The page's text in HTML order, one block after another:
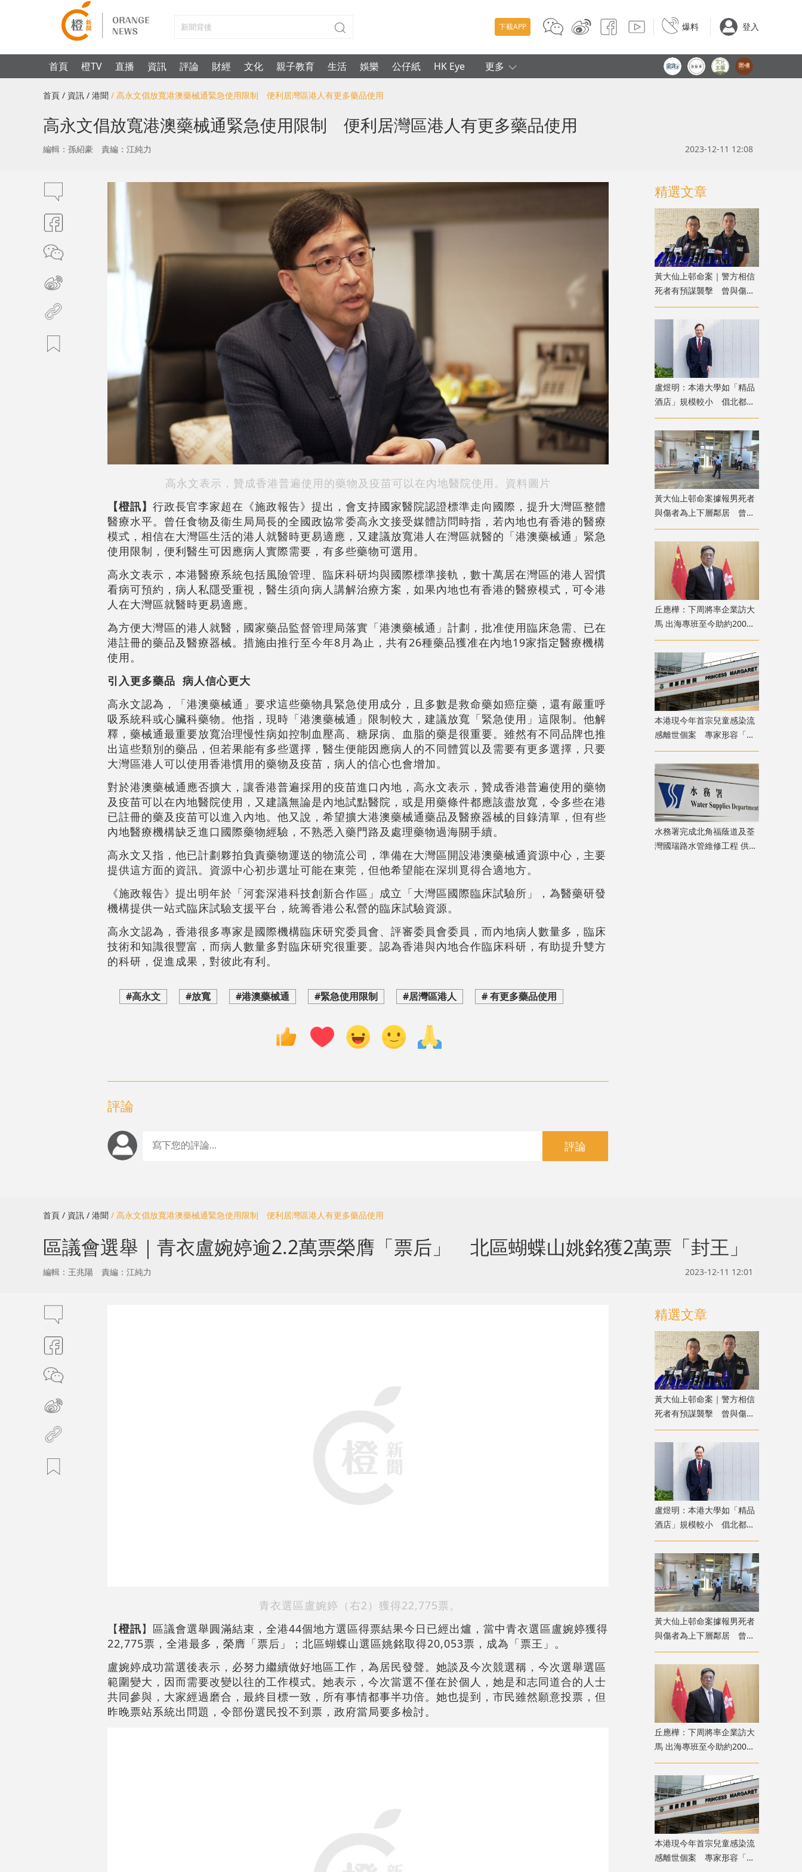
下載APP 爆料 登入
首頁 橙TV 直播 資訊 評論 財經 文化 親子教育 生活 娛樂 公仔紙 HK Eye 更多
首頁 / 資訊 / 港聞 / 高永文倡放寬港澳藥械通緊急使用限制 便利居灣區港人有更多藥品使用
高永文倡放寬港澳藥械通緊急使用限制 便利居灣區港人有更多藥品使用
編輯：孫紹豪 責編：江純力 2023-12-11 12:08
高永文表示，贊成香港普遍使用的藥物及疫苗可以在內地醫院使用。資料圖片
【橙訊】 行政長官李家超在《施政報告》提出，會支持國家醫院認證標準走向國際，提升大灣區整體
醫療水平。曾任食物及衞生局局長的全國政協常委高永文接受媒體訪問時指，若內地也有香港的醫療
模式，相信在大灣區生活的港人就醫時更易適應，又建議放寬港人在灣區就醫的「港澳藥械通」緊急
使用限制，便利醫生可因應病人實際需要，有多些藥物可選用。
高永文表示，本港醫療系統包括風險管理、臨床科研均與國際標準接軌，數十萬居在灣區的港人習慣
看病可預約，病人私隱受重視，醫生須向病人講解治療方案，如果內地也有香港的醫療模式，可令港
人在大灣區就醫時更易適應。
為方便大灣區的港人就醫，國家藥品監督管理局落實「港澳藥械通」計劃，批准使用臨床急需、已在
港註冊的藥品及醫療器械。措施由推行至今年8月為止，共有26種藥品獲准在內地19家指定醫療機構
使用。
引入更多藥品 病人信心更大
高永文認為，「港澳藥械通」要求這些藥物具緊急使用成分，且多數是救命藥如癌症藥，還有嚴重呼
吸系統科或心臟科藥物。他指，現時「港澳藥械通」限制較大，建議放寬「緊急使用」這限制。他解
釋，藥械通最重要放寬治理慢性病如控制血壓高、糖尿病、血脂的藥是很重要。雖然有不同品牌也推
出這些類別的藥品，但若果能有多些選擇，醫生便能因應病人的不同體質以及需要有更多選擇，只要
大灣區港人可以使用香港慣用的藥物及疫苗，病人的信心也會增加。
對於港澳藥械通應否擴大，讓香港普遍採用的疫苗進口內地，高永文表示，贊成香港普遍使用的藥物
及疫苗可以在內地醫院使用，又建議無論是內地試點醫院，或是用藥條件都應該盡放寬，令多些在港
已註冊的藥及疫苗可以進入內地。他又說，希望擴大港澳藥械通藥品及醫療器械的目錄清單，但有些
內地醫療機構缺乏進口國際藥物經驗，不熟悉入藥門路及處理藥物過海關手續。
高永文又指，他已計劃夥拍負責藥物運送的物流公司，準備在大灣區開設港澳藥械通資源中心，主要
提供這方面的資訊。資源中心初步選址可能在東莞，但他希望能在深圳覓得合適地方。
《施政報告》提出明年於「河套深港科技創新合作區」成立「大灣區國際臨床試驗所」，為醫藥研發
機構提供一站式臨床試驗支援平台，統籌香港公私營的臨床試驗資源。
高永文認為，香港很多專家是國際機構臨床研究委員會、評審委員會委員，而內地病人數量多，臨床
技術和知識很豐富，而病人數量多對臨床研究很重要。認為香港與內地合作臨床科研，有助提升雙方
的科研，促進成果，對彼此有利。
#高永文 #放寬 #港澳藥械通 #緊急使用限制 #居灣區港人 # 有更多藥品使用
評論
評論
精選文章
黃大仙上邨命案｜警方相信
死者有預謀襲擊 曾與傷者
就噪音問題多次爭執
盧煜明：本港大學如「精品
酒店」規模較小 倡北都進
駐各院校發揮協同效應
黃大仙上邨命案據報男死者
與傷者為上下層鄰居 曾因
噪音問題爭執
丘應樺：下周將率企業訪大
馬 出海專班至今助約200間
企業落戶香港
本港現今年首宗兒童感染流
感離世個案 專家形容「三
疫夾擊」籲勿掉以輕心
水務署完成北角福蔭道及荃
灣國瑞路水管維修工程 供水
首頁 / 資訊 / 港聞 / 高永文倡放寬港澳藥械通緊急使用限制 便利居灣區港人有更多藥品使用
區議會選舉｜青衣盧婉婷逾2.2萬票榮膺「票后」 北區蝴蝶山姚銘獲2萬票「封王」
編輯：王兆陽 責編：江純力 2023-12-11 12:01
青衣選區盧婉婷（右2）獲得22,775票。
【橙訊】區議會選舉圓滿結束，全港44個地方選區得票結果今日已經出爐，當中青衣選區盧婉婷獲得
22,775票，全港最多，榮膺「票后」；北區蝴蝶山選區姚銘取得20,053票，成為「票王」。
盧婉婷成功當選後表示，必努力繼續做好地區工作，為居民發聲。她談及今次競選稱，今次選舉選區
範圍變大，因而需要改變以往的工作模式。她表示，今次當選不僅在於個人，她是和志同道合的人士
共同參與，大家經過磨合，最終目標一致，所有事情都事半功倍。她也提到，市民雖然願意投票，但
昨晚票站系統出問題，令部份選民投不到票，政府當局要多檢討。
精選文章
黃大仙上邨命案｜警方相信
死者有預謀襲擊 曾與傷者
就噪音問題多次爭執
盧煜明：本港大學如「精品
酒店」規模較小 倡北都進
駐各院校發揮協同效應
黃大仙上邨命案據報男死者
與傷者為上下層鄰居 曾因
噪音問題爭執
丘應樺：下周將率企業訪大
馬 出海專班至今助約200間
企業落戶香港
本港現今年首宗兒童感染流
感離世個案 專家形容「三